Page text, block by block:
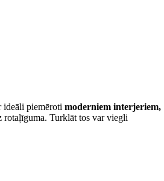
ideāli piemēroti moderniem interjeriem,
rotaļīguma. Turklāt tos var viegli